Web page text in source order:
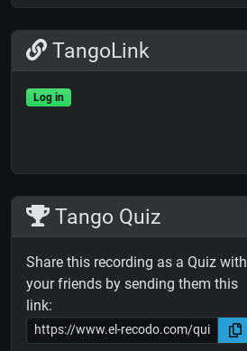
TangoLink
Log in
Tango Quiz
Share this recording as a Quiz with
your friends by sending them this
link: